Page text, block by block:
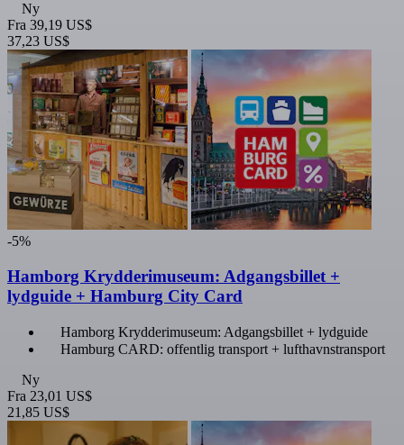
Ny
Fra 39,19 US$
37,23 US$
-5%
Hamborg Krydderimuseum: Adgangsbillet +
lydguide + Hamburg City Card
Hamborg Krydderimuseum: Adgangsbillet + lydguide
Hamburg CARD: offentlig transport + lufthavnstransport
Ny
Fra 23,01 US$
21,85 US$